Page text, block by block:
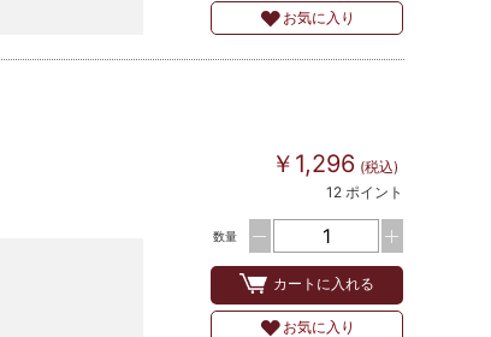
お気に入り
￥1,296 (税込)
12 ポイント
数量
カートに入れる
お気に入り